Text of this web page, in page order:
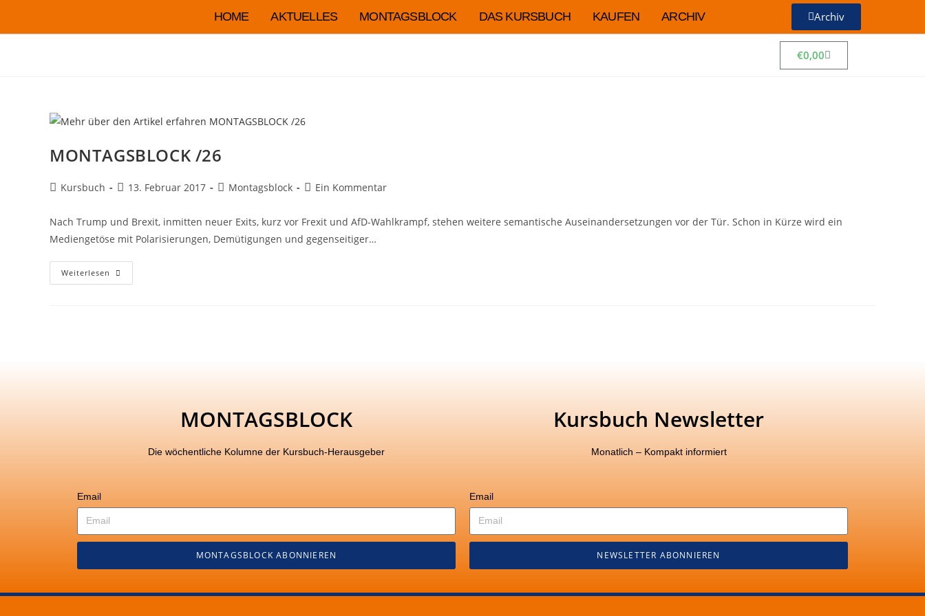
HOME AKTUELLES MONTAGSBLOCK DAS KURSBUCH KAUFEN ARCHIV Archiv
€0,00
MONTAGSBLOCK /26
Kursbuch 13. Februar 2017 Montagsblock Ein Kommentar
Nach Trump und Brexit, inmitten neuer Exits, kurz vor Frexit und AfD-Wahlkrampf, stehen weitere semantische Auseinandersetzungen vor der Tür. Schon in Kürze wird ein
Mediengetöse mit Polarisierungen, Demütigungen und gegenseitiger…
Weiterlesen
MONTAGSBLOCK
Die wöchentliche Kolumne der Kursbuch-Herausgeber
Email
MONTAGSBLOCK ABONNIEREN
Kursbuch Newsletter
Monatlich – Kompakt informiert
Email
NEWSLETTER ABONNIEREN